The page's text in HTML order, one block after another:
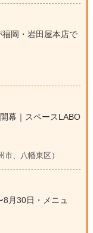
岡・岩田屋本店で
幕｜スペースLABO
、八幡東区）
月30日・メニュ